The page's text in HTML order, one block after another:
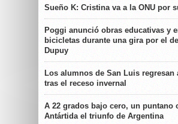
Sueño K: Cristina va a la ONU por
Poggi anunció obras educativas y
bicicletas durante una gira por el
Dupuy
Los alumnos de San Luis regresan
tras el receso invernal
A 22 grados bajo cero, un puntano
Antártida el triunfo de Argentina